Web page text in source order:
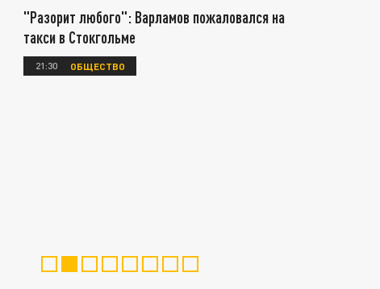
"Разорит любого": Варламов пожаловался на
такси в Стокгольме
21:30 ОБЩЕСТВО